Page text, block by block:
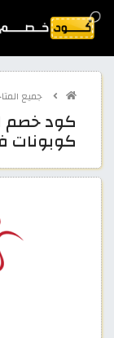
جميع
كوبونات فعالة 100%